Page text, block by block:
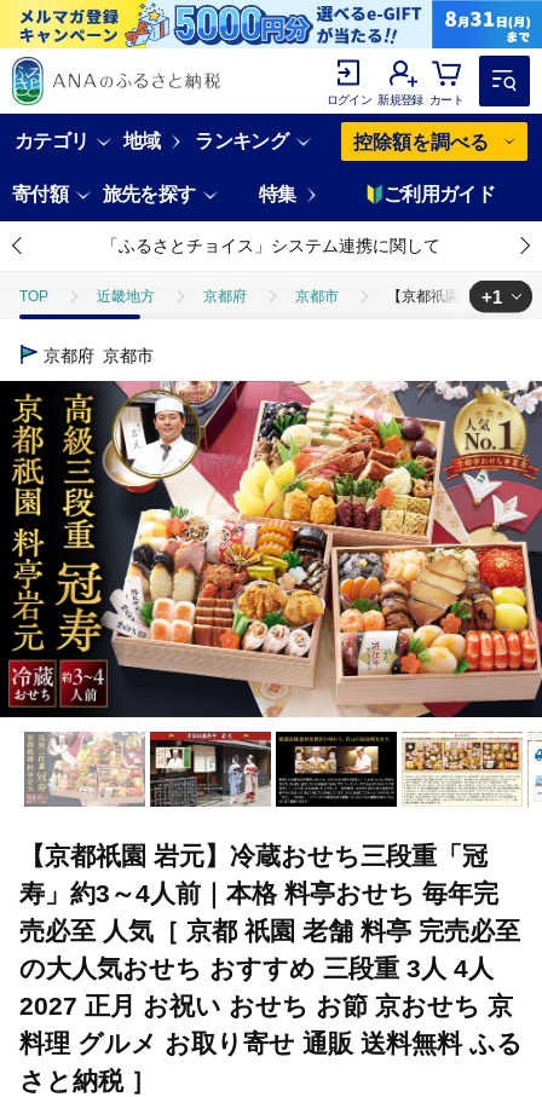
ログイン 新規登録 カート
カテゴリ 地域 ランキング 控除額を調べる
寄付額 旅先を探す 特集 ご利用ガイド
「ふるさとチョイス」システム連携に関して
TOP 近畿地方 京都府 京都市 【京都祇園 岩元】冷
TOP
+1
京都府 京都市
【京都祇園 岩元】冷蔵おせち三段重「冠
寿」約3～4人前｜本格 料亭おせち 毎年完
売必至 人気［ 京都 祇園 老舗 料亭 完売必至
の大人気おせち おすすめ 三段重 3人 4人
2027 正月 お祝い おせち お節 京おせち 京
料理 グルメ お取り寄せ 通販 送料無料 ふる
さと納税 ］